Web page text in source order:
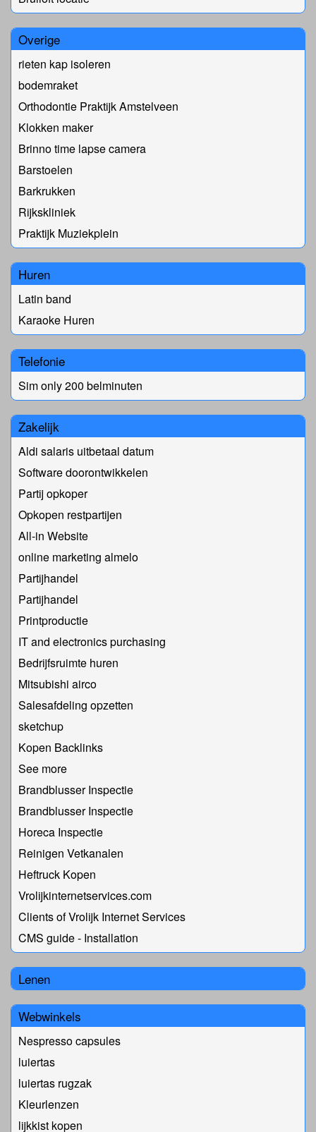
Overige
rieten kap isoleren
bodemraket
Orthodontie Praktijk Amstelveen
Klokken maker
Brinno time lapse camera
Barstoelen
Barkrukken
Rijkskliniek
Praktijk Muziekplein
Huren
Latin band
Karaoke Huren
Telefonie
Sim only 200 belminuten
Zakelijk
Aldi salaris uitbetaal datum
Software doorontwikkelen
Partij opkoper
Opkopen restpartijen
All-in Website
online marketing almelo
Partijhandel
Partijhandel
Printproductie
IT and electronics purchasing
Bedrijfsruimte huren
Mitsubishi airco
Salesafdeling opzetten
sketchup
Kopen Backlinks
See more
Brandblusser Inspectie
Brandblusser Inspectie
Horeca Inspectie
Reinigen Vetkanalen
Heftruck Kopen
Vrolijkinternetservices.com
Clients of Vrolijk Internet Services
CMS guide - Installation
Lenen
Webwinkels
Nespresso capsules
luiertas
luiertas rugzak
Kleurlenzen
lijkkist kopen